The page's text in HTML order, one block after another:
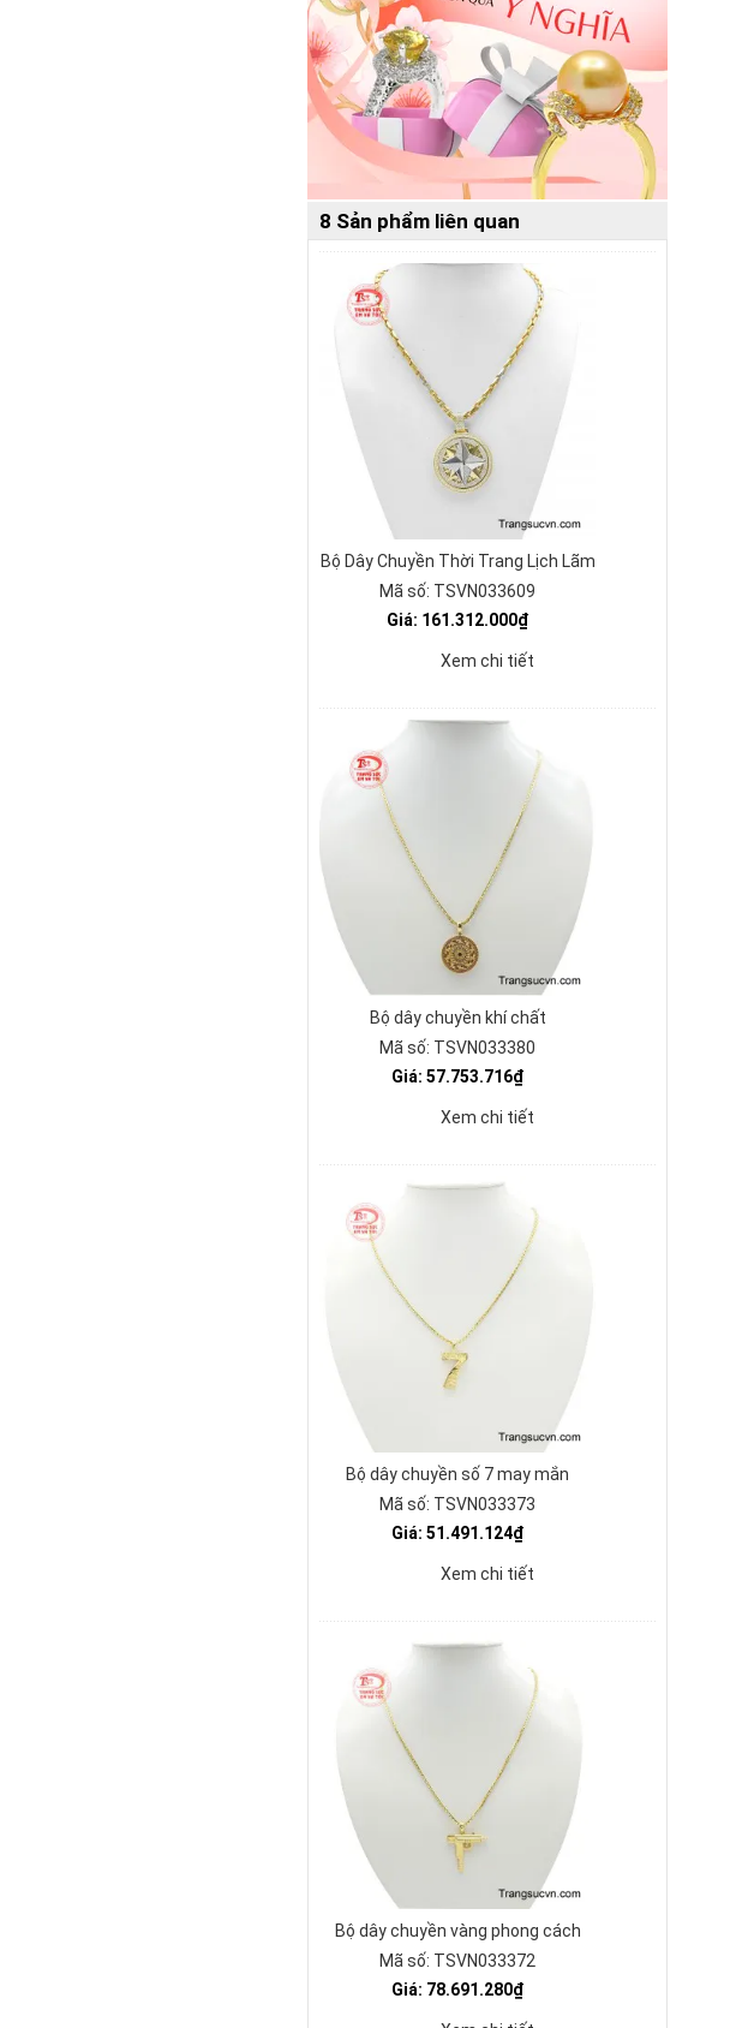
8 Sản phẩm liên quan
Bộ Dây Chuyền Thời Trang Lịch Lãm
Mã số: TSVN033609
Giá: 161.312.000₫
Xem chi tiết
Bộ dây chuyền khí chất
Mã số: TSVN033380
Giá: 57.753.716₫
Xem chi tiết
Bộ dây chuyền số 7 may mắn
Mã số: TSVN033373
Giá: 51.491.124₫
Xem chi tiết
Bộ dây chuyền vàng phong cách
Mã số: TSVN033372
Giá: 78.691.280₫